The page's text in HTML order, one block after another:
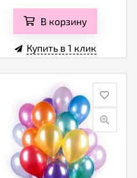
В корзину
Купить в 1 клик